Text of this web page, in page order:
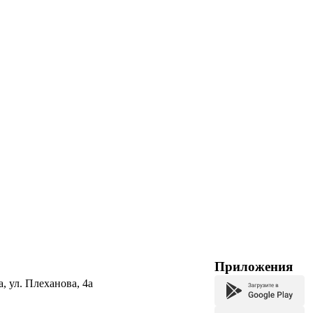
ул. Плеханова, 4а
Приложения